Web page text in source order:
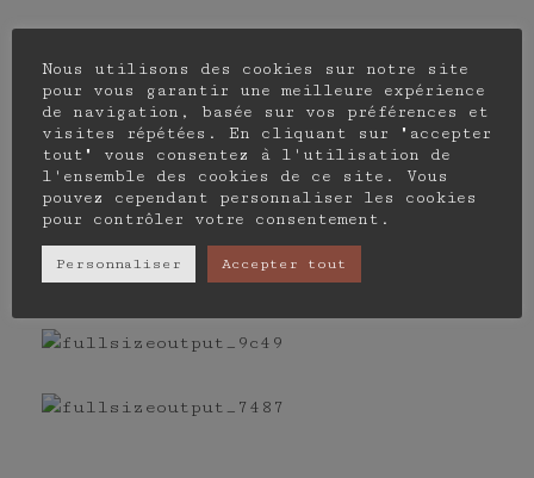
Vous aimerez
aussi
€ 28.00
Ajouter au
panier
€10.00
Ajouter au
panier
Nous utilisons des cookies sur notre site
pour vous garantir une meilleure expérience
de navigation, basée sur vos préférences et
visites répétées. En cliquant sur "accepter
tout" vous consentez à l'utilisation de
l'ensemble des cookies de ce site. Vous
pouvez cependant personnaliser les cookies
pour contrôler votre consentement.
Personnaliser Accepter tout